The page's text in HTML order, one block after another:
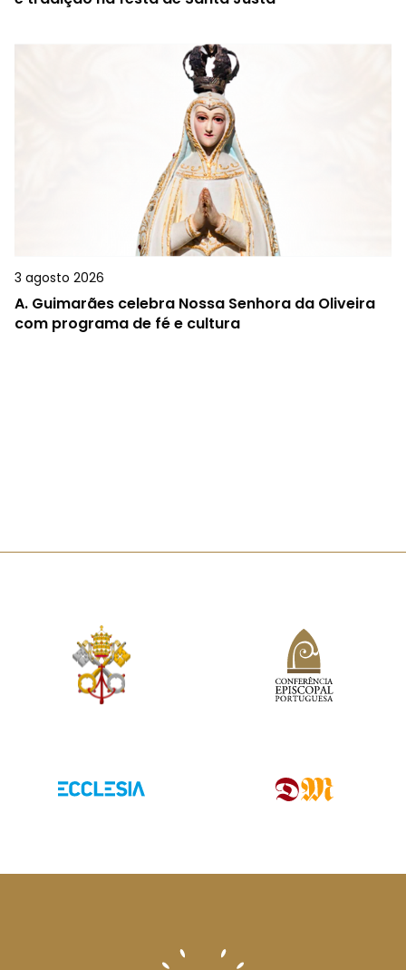
3 agosto 2026
A. Guimarães celebra Nossa Senhora da Oliveira
com programa de fé e cultura